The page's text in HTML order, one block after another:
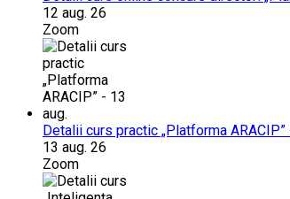
12 aug. 26
Zoom
Detalii curs practic „Platforma ARACIP”
13 aug. 26
Zoom